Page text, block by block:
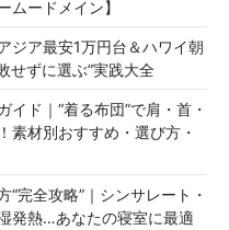
ムードメイン】
ジア最安1万円台＆ハワイ朝
せずに選ぶ”実践大全
ド｜“着る布団”で肩・首・
素材別おすすめ・選び方・
“完全攻略”｜シンサレート・
発熱…あなたの寝室に最適